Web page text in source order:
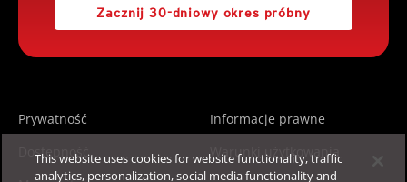
Zacznij 30-dniowy okres próbny
Prywatność
Informacje prawne
Dostępność
Warunki użytkowania
This website uses cookies for website functionality, traffic
analytics, personalization, social media functionality and